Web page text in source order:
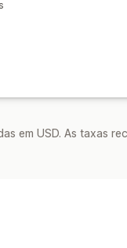
em USD. As taxas